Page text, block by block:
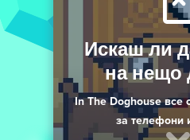
Искаш ли
на нещо
In The Doghouse все
за телефони